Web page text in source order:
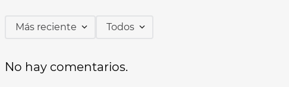
Más reciente Todos
No hay comentarios.